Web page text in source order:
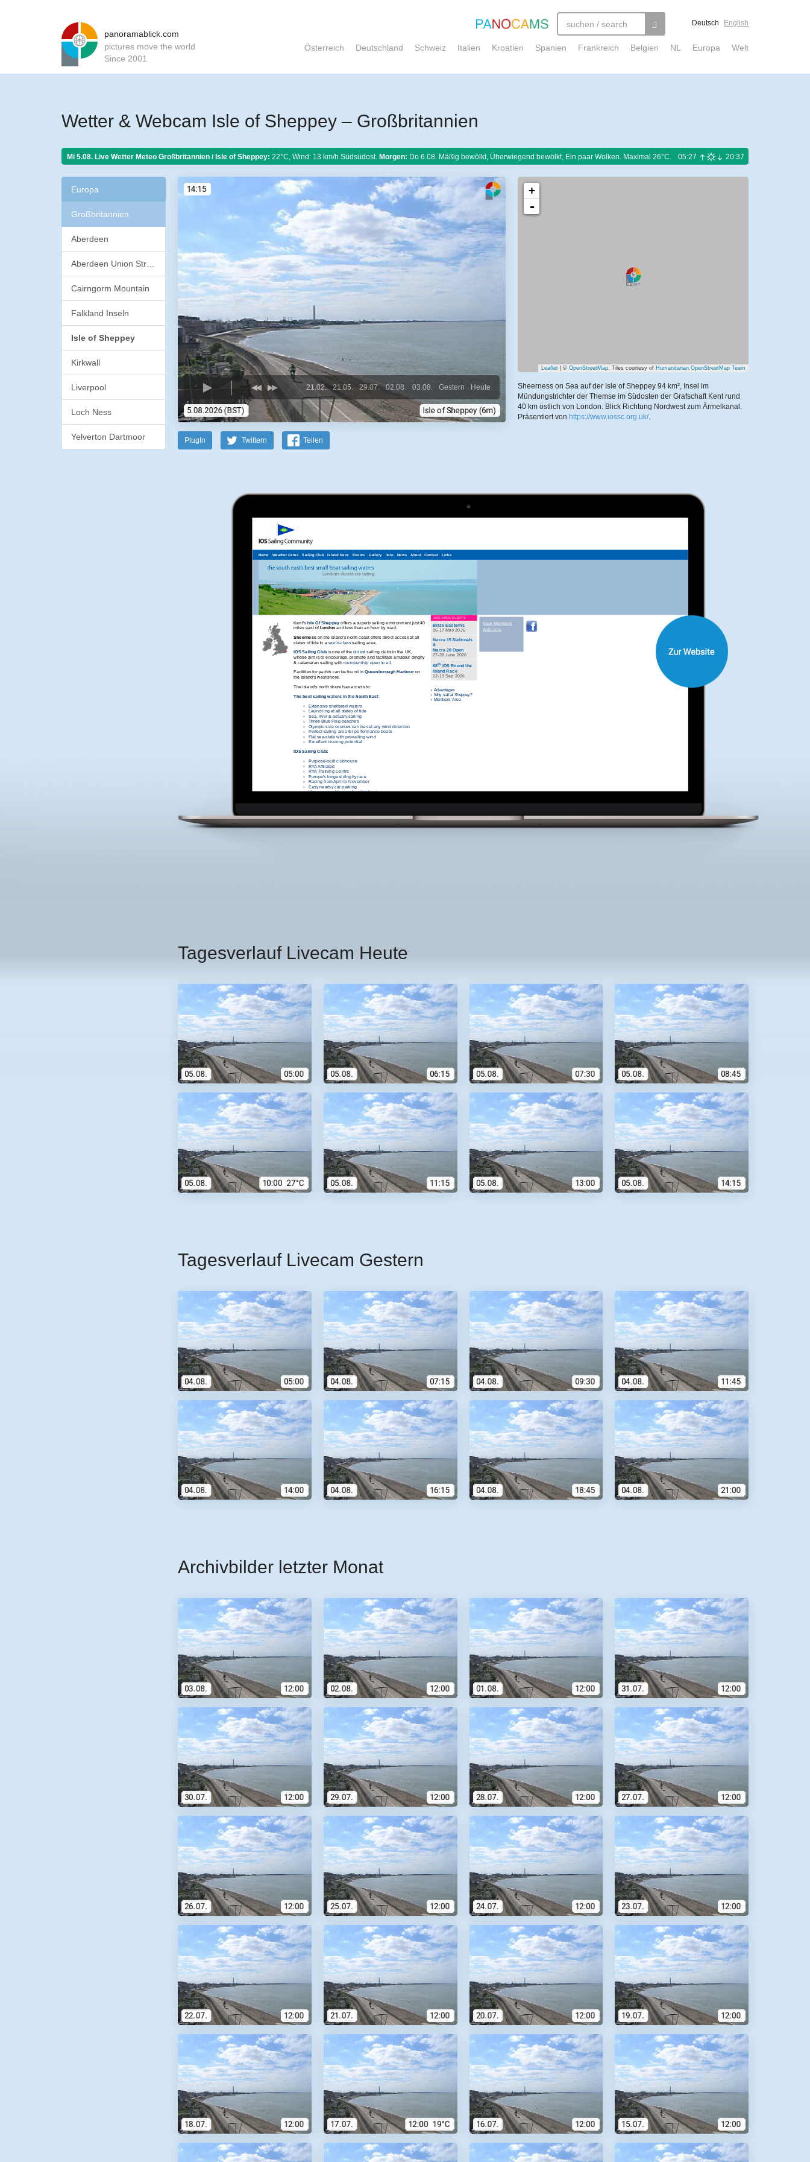
panoramablick.com
pictures move the world
Since 2001
Deutsch English
Österreich Deutschland Schweiz Italien Kroatien Spanien Frankreich Belgien NL Europa Welt
Wetter & Webcam Isle of Sheppey – Großbritannien
Mi 5.08. Live Wetter Meteo Großbritannien / Isle of Sheppey: 22°C, Wind: 13 km/h Südsüdost. Morgen: Do 6.08. Mäßig bewölkt, Überwiegend bewölkt, Ein paar Wolken. Maximal 26°C. 05:27 20:37
Europa
Großbritannien
Aberdeen
Cairngorm Mountain
Falkland Inseln
Isle of Sheppey
Kirkwall
Liverpool
Loch Ness
Yelverton Dartmoor
Heute
Gestern
03.08.
02.08.
29.07.
21.05.
21.02.
+
-
Leaflet| © OpenStreetMap, Tiles courtesy of Humanitarian OpenStreetMap Team
Sheerness on Sea auf der Isle of Sheppey 94 km², Insel im
Mündungstrichter der Themse im Südosten der Grafschaft Kent rund
40 km östlich von London. Blick Richtung Nordwest zum Ärmelkanal.
Präsentiert von https://www.iossc.org.uk/.
PlugIn Twittern Teilen
Tagesverlauf Livecam Heute
Tagesverlauf Livecam Gestern
Archivbilder letzter Monat